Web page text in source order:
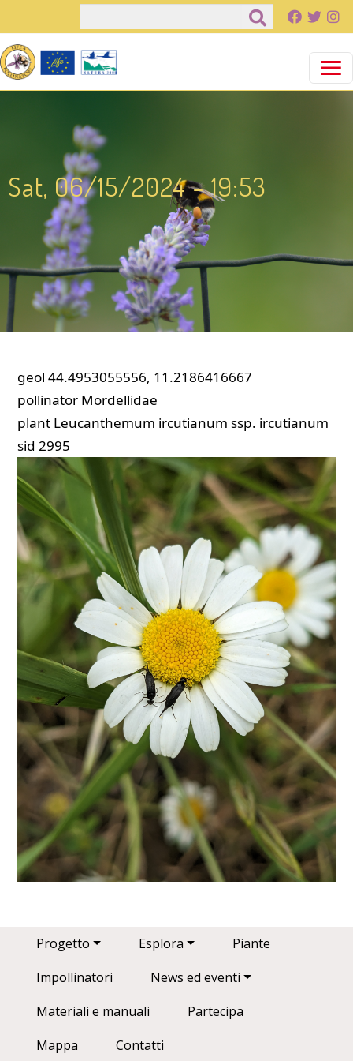
Salta al contenuto principale
Sat, 06/15/2024 - 19:53
geol 44.4953055556, 11.2186416667
pollinator Mordellidae
plant Leucanthemum ircutianum ssp. ircutianum
sid 2995
Main navigation
Progetto Esplora
Piante
Impollinatori
News ed eventi
Materiali e manuali
Partecipa
Mappa
Contatti